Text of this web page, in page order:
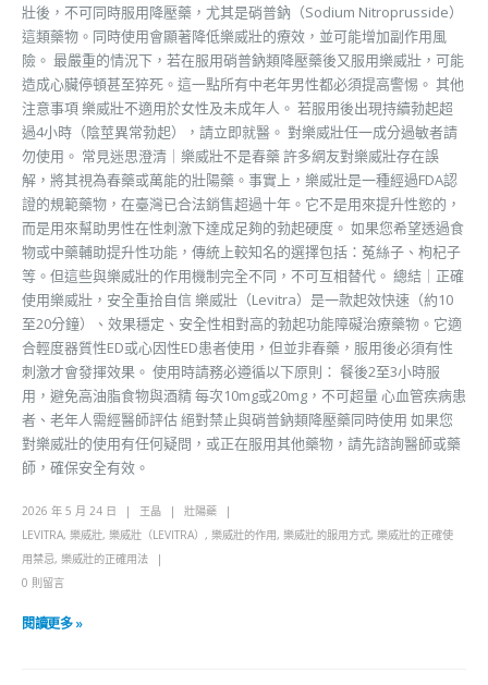
壯後，不可同時服用降壓藥，尤其是硝普鈉（Sodium Nitroprusside）
這類藥物。同時使用會顯著降低樂威壯的療效，並可能增加副作用風
險。 最嚴重的情況下，若在服用硝普鈉類降壓藥後又服用樂威壯，可能
造成心臟停頓甚至猝死。這一點所有中老年男性都必須提高警惕。 其他
注意事項 樂威壯不適用於女性及未成年人。 若服用後出現持續勃起超
過4小時（陰莖異常勃起），請立即就醫。 對樂威壯任一成分過敏者請
勿使用。 常見迷思澄清｜樂威壯不是春藥 許多網友對樂威壯存在誤
解，將其視為春藥或萬能的壯陽藥。事實上，樂威壯是一種經過FDA認
證的規範藥物，在臺灣已合法銷售超過十年。它不是用來提升性慾的，
而是用來幫助男性在性刺激下達成足夠的勃起硬度。 如果您希望透過食
物或中藥輔助提升性功能，傳統上較知名的選擇包括：菟絲子、枸杞子
等。但這些與樂威壯的作用機制完全不同，不可互相替代。 總結｜正確
使用樂威壯，安全重拾自信 樂威壯（Levitra）是一款起效快速（約10
至20分鐘）、效果穩定、安全性相對高的勃起功能障礙治療藥物。它適
合輕度器質性ED或心因性ED患者使用，但並非春藥，服用後必須有性
刺激才會發揮效果。 使用時請務必遵循以下原則： 餐後2至3小時服
用，避免高油脂食物與酒精 每次10mg或20mg，不可超量 心血管疾病患
者、老年人需經醫師評估 絕對禁止與硝普鈉類降壓藥同時使用 如果您
對樂威壯的使用有任何疑問，或正在服用其他藥物，請先諮詢醫師或藥
師，確保安全有效。
2026 年 5 月 24 日 王晶
壯陽藥
LEVITRA, 樂威壯, 樂威壯（LEVITRA） , 樂威壯的作用, 樂威壯的服用方式, 樂威壯的正確使
用禁忌, 樂威壯的正確用法
0 則留言
閱讀更多 »